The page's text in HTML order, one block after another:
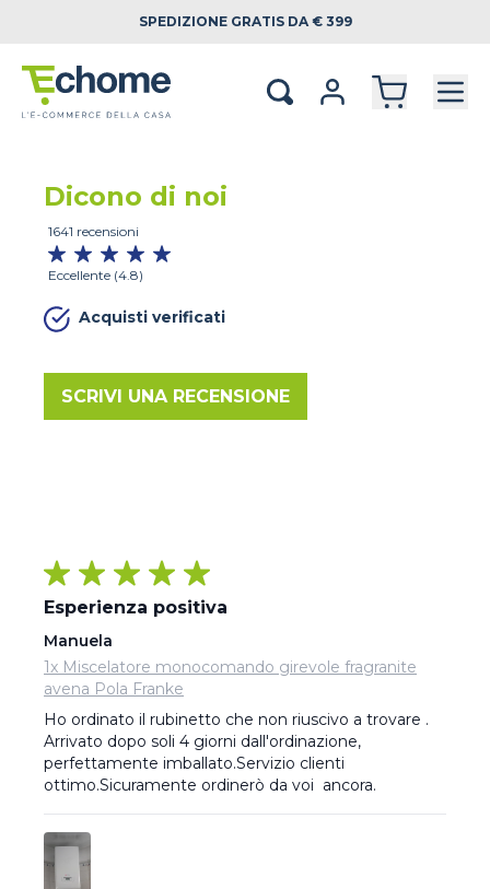
SPEDIZIONE GRATIS DA € 399
Dicono di noi
1641 recensioni
Eccellente (4.8)
Acquisti verificati
SCRIVI UNA RECENSIONE
Esperienza positiva
Manuela
1x Miscelatore monocomando girevole fragranite
avena Pola Franke
Ho ordinato il rubinetto che non riuscivo a trovare .
Arrivato dopo soli 4 giorni dall'ordinazione,
perfettamente imballato.Servizio clienti
ottimo.Sicuramente ordinerò da voi  ancora.